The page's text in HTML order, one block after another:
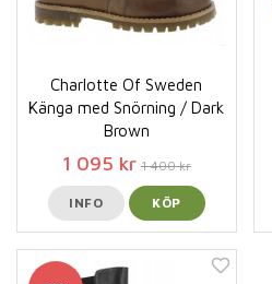
Charlotte Of Sweden
Känga med Snörning / Dark
Brown
1 095 kr 1 400 kr
INFO KÖP